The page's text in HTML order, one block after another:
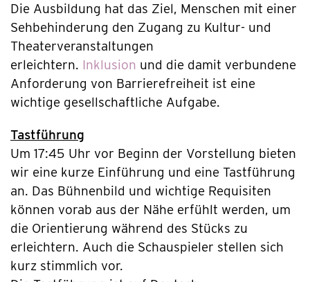
Die Ausbildung hat das Ziel, Menschen mit einer
Sehbehinderung den Zugang zu Kultur- und
Theaterveranstaltungen
erleichtern. Inklusion und die damit verbundene
Anforderung von Barrierefreiheit ist eine
wichtige gesellschaftliche Aufgabe.
Tastführung
Um 17:45 Uhr vor Beginn der Vorstellung bieten
wir eine kurze Einführung und eine Tastführung
an. Das Bühnenbild und wichtige Requisiten
können vorab aus der Nähe erfühlt werden, um
die Orientierung während des Stücks zu
erleichtern. Auch die Schauspieler stellen sich
kurz stimmlich vor.